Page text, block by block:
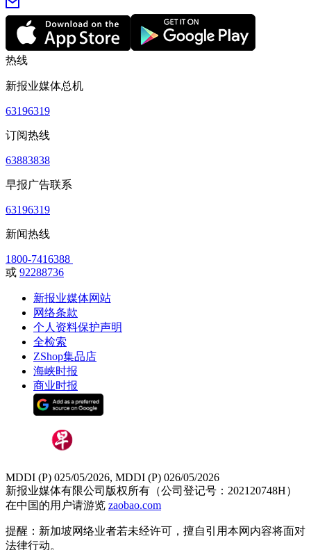
热线
新报业媒体总机
63196319
订阅热线
63883838
早报广告联系
63196319
新闻热线
1800-7416388
或 92288736
新报业媒体网站
网络条款
个人资料保护声明
全检索
ZShop集品店
海峡时报
商业时报
MDDI (P) 025/05/2026, MDDI (P) 026/05/2026
新报业媒体有限公司版权所有（公司登记号：202120748H）
在中国的用户请游览 zaobao.com
提醒：新加坡网络业者若未经许可，擅自引用本网内容将面对
法律行动。